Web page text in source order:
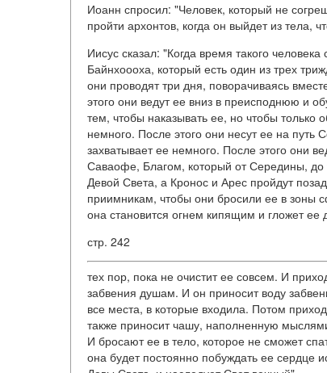
Иоанн спросил: "Человек, который не
пройти архонтов, когда он выйдет из тела,
Иисус сказал: "Когда время такого
Байнхоооха, который есть один из трех
они проводят три дня, поворачиваясь
этого они ведут ее вниз в преисподнюю и
тем, чтобы наказывать ее, но чтобы только
немного. После этого они несут ее на
захватывает ее немного. После этого они
Саваофе, Благом, который от Середины, до
Девой Света, а Кронос и Арес пройдут
приимникам, чтобы они бросили ее в зоны
она становится огнем кипящим и гложет ее
стр. 242
тех пор, пока не очистит ее совсем. И
забвения душам. И он приносит воду
все места, в которые входила. Потом
также приносит чашу, наполненную
И бросают ее в тело, которое не сможет
она будет постоянно побуждать ее сердце